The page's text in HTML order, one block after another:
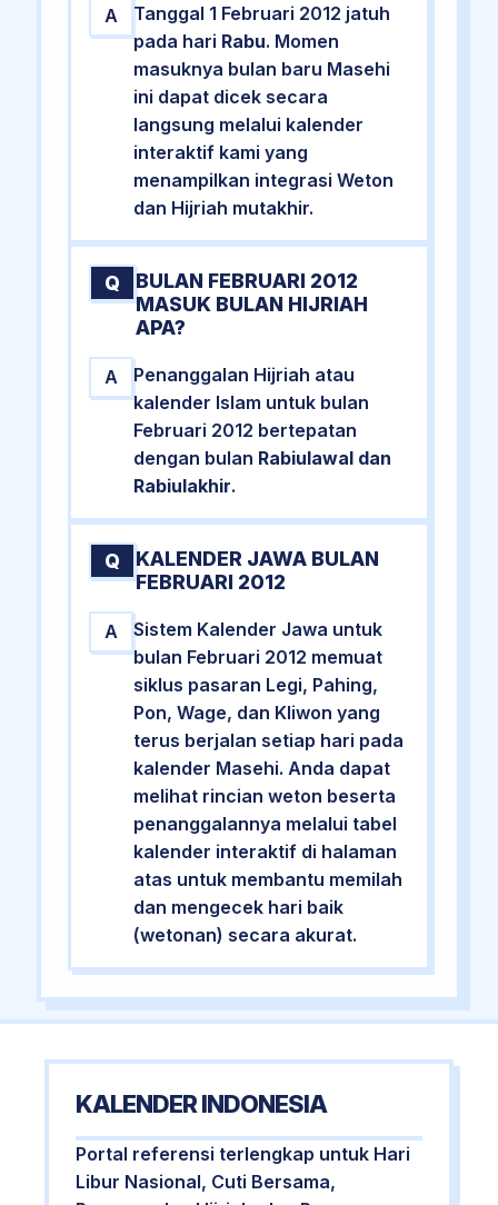
A
Tanggal 1 Februari 2012 jatuh
pada hari Rabu. Momen
masuknya bulan baru Masehi
ini dapat dicek secara
langsung melalui kalender
interaktif kami yang
menampilkan integrasi Weton
dan Hijriah mutakhir.
Q
BULAN FEBRUARI 2012
MASUK BULAN HIJRIAH
APA?
A
Penanggalan Hijriah atau
kalender Islam untuk bulan
Februari 2012 bertepatan
dengan bulan Rabiulawal dan
Rabiulakhir.
Q
KALENDER JAWA BULAN
FEBRUARI 2012
A
Sistem Kalender Jawa untuk
bulan Februari 2012 memuat
siklus pasaran Legi, Pahing,
Pon, Wage, dan Kliwon yang
terus berjalan setiap hari pada
kalender Masehi. Anda dapat
melihat rincian weton beserta
penanggalannya melalui tabel
kalender interaktif di halaman
atas untuk membantu memilah
dan mengecek hari baik
(wetonan) secara akurat.
KALENDER INDONESIA
Portal referensi terlengkap untuk Hari
Libur Nasional, Cuti Bersama,